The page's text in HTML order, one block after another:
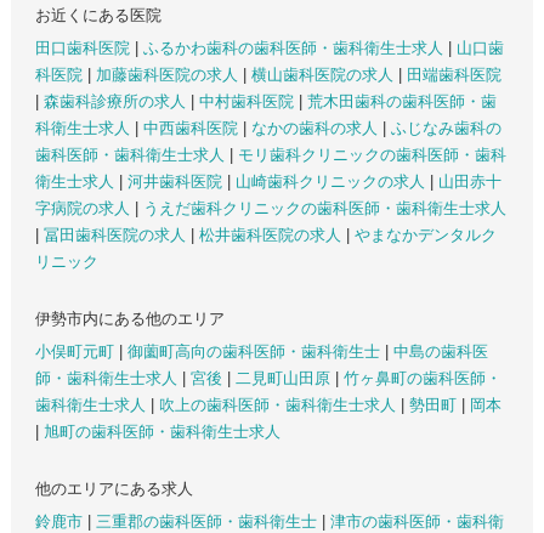
お近くにある医院
田口歯科医院
ふるかわ歯科の歯科医師・歯科衛生士求人
山口歯
科医院
加藤歯科医院の求人 横山歯科医院の求人
田端歯科医院
森歯科診療所の求人 中村歯科医院
荒木田歯科の歯科医師・歯
科衛生士求人
中西歯科医院 なかの歯科の求人
ふじなみ歯科の
歯科医師・歯科衛生士求人
モリ歯科クリニックの歯科医師・歯科
衛生士求人
河井歯科医院 山崎歯科クリニックの求人
山田赤十
字病院の求人
うえだ歯科クリニックの歯科医師・歯科衛生士求人
冨田歯科医院の求人 松井歯科医院の求人
やまなかデンタルク
リニック
伊勢市内にある他のエリア
小俣町元町
御薗町高向の歯科医師・歯科衛生士
中島の歯科医
師・歯科衛生士求人
宮後 二見町山田原
竹ヶ鼻町の歯科医師・
歯科衛生士求人
吹上の歯科医師・歯科衛生士求人 勢田町
岡本
旭町の歯科医師・歯科衛生士求人
他のエリアにある求人
鈴鹿市
三重郡の歯科医師・歯科衛生士
津市の歯科医師・歯科衛